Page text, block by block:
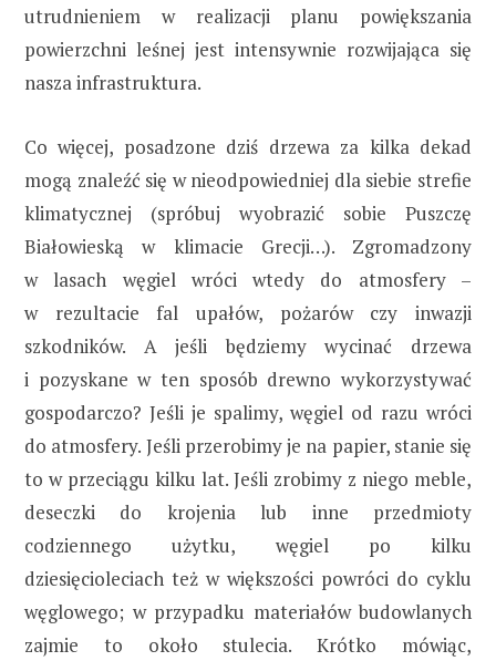
utrudnieniem w realizacji planu powiększania
powierzchni leśnej jest intensywnie rozwijająca się
nasza infrastruktura.
Co więcej, posadzone dziś drzewa za kilka dekad
mogą znaleźć się w nieodpowiedniej dla siebie strefie
klimatycznej (spróbuj wyobrazić sobie Puszczę
Białowieską w klimacie Grecji…). Zgromadzony
w lasach węgiel wróci wtedy do atmosfery –
w rezultacie fal upałów, pożarów czy inwazji
szkodników. A jeśli będziemy wycinać drzewa
i pozyskane w ten sposób drewno wykorzystywać
gospodarczo? Jeśli je spalimy, węgiel od razu wróci
do atmosfery. Jeśli przerobimy je na papier, stanie się
to w przeciągu kilku lat. Jeśli zrobimy z niego meble,
deseczki do krojenia lub inne przedmioty
codziennego użytku, węgiel po kilku
dziesięcioleciach też w większości powróci do cyklu
węglowego; w przypadku materiałów budowlanych
zajmie to około stulecia. Krótko mówiąc,